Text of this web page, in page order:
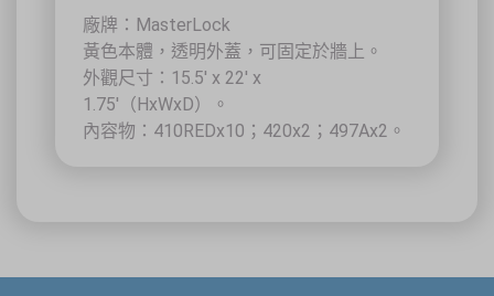
廠牌：MasterLock
黃色本體，透明外蓋，可固定於牆上。
外觀尺寸：15.5' x 22' x
1.75'（HxWxD）。
內容物：410REDx10；420x2；497Ax2。
🚗 交通資訊
🚄 建議搭乘高鐵至臺中站後轉乘計程車
🚘 停車位有限，建議共乘或搭乘大眾運輸工具
🌱 大眾運輸每人每公里約可減少 67% 碳排放
關閉